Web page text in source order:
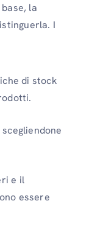
la
I
di stock
e il
essere